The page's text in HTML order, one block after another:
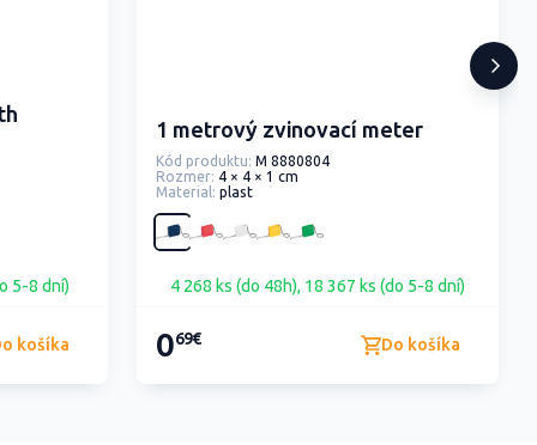
5-8 dní)
košíka
1 metrový zvinovací meter
Kód produktu: M 8880804
Rozmer: 4 × 4 × 1 cm
Material: plast
4 268 ks (do 48h), 18 367 ks (do 5-8 dní)
069€ Do košíka